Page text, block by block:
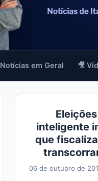
Notícias em Geral 🎥
inteligente
que
06 de outubro de